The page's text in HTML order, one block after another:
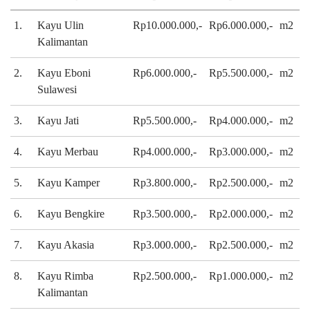
1.
Kayu Ulin
Kalimantan
Rp10.000.000,- Rp6.000.000,- m2
2.
Kayu Eboni
Sulawesi
Rp6.000.000,- Rp5.500.000,- m2
3. Kayu Jati Rp5.500.000,- Rp4.000.000,- m2
4. Kayu Merbau Rp4.000.000,- Rp3.000.000,- m2
5. Kayu Kamper Rp3.800.000,- Rp2.500.000,- m2
6. Kayu Bengkire Rp3.500.000,- Rp2.000.000,- m2
7. Kayu Akasia Rp3.000.000,- Rp2.500.000,- m2
8.
Kayu Rimba
Kalimantan
Rp2.500.000,- Rp1.000.000,- m2